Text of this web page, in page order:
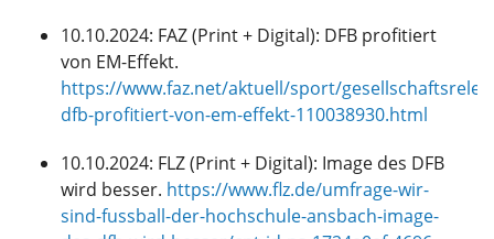
10.10.2024: FAZ (Print + Digital): DFB profitiert
von EM-Effekt.
https://www.faz.net/aktuell/sport/
dfb-profitiert-von-em-effekt-110038930.html
10.10.2024: FLZ (Print + Digital): Image des DFB
wird besser. https://www.flz.de/umfrage-wir-
sind-fussball-der-hochschule-ansbach-image-